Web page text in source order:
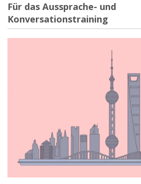
Für das Aussprache- und
Konversationstraining